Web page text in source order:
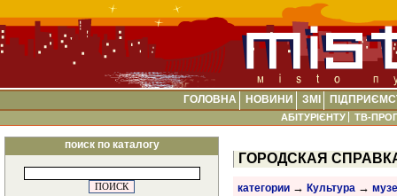
ГОЛОВНА НОВИНИ ЗМІ
АБІТУРІЄНТУ ТВ-
поиск по каталогу
ГОРОДСКАЯ
категории → Культура →